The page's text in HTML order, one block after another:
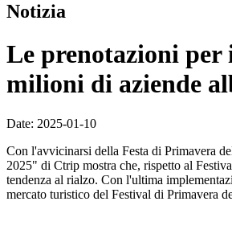
Notizia
Le prenotazioni per
milioni di aziende
Date: 2025-01-10
Con l'avvicinarsi della Festa di Primavera
2025" di Ctrip mostra che, rispetto al
tendenza al rialzo. Con l'ultima
mercato turistico del Festival di Primavera